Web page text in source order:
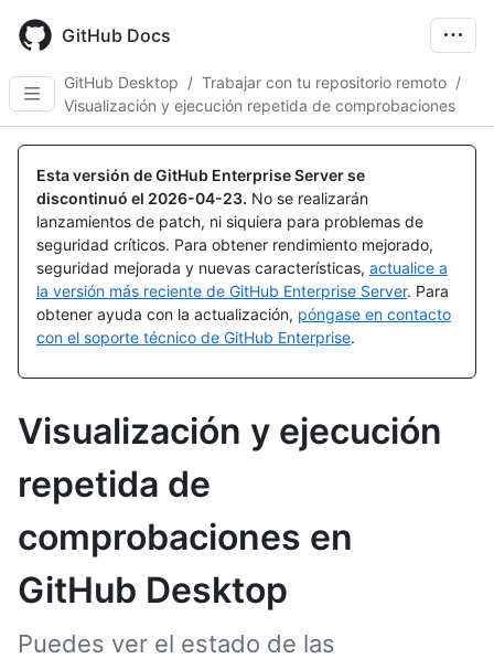
main
content
GitHub Docs
GitHub Desktop / Trabajar con tu repositorio remoto /
Visualización y ejecución repetida de comprobaciones
Esta versión de GitHub Enterprise Server se
discontinuó el 2026-04-23. No se realizarán
lanzamientos de patch, ni siquiera para problemas de
seguridad críticos. Para obtener rendimiento mejorado,
seguridad mejorada y nuevas características, actualice a
la versión más reciente de GitHub Enterprise Server. Para
obtener ayuda con la actualización, póngase en contacto
con el soporte técnico de GitHub Enterprise.
Visualización y ejecución
repetida de
comprobaciones en
GitHub Desktop
Puedes ver el estado de las